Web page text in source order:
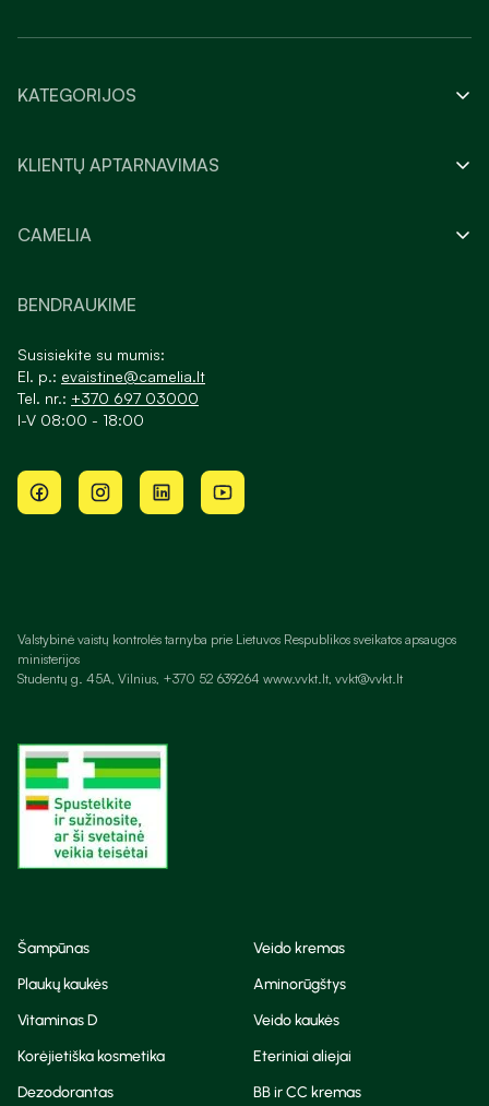
KATEGORIJOS
KLIENTŲ APTARNAVIMAS
CAMELIA
BENDRAUKIME
Susisiekite su mumis:
El. p.: evaistine@camelia.lt
Tel. nr.: +370 697 03000
I-V 08:00 - 18:00
Valstybinė vaistų kontrolės tarnyba prie Lietuvos Respublikos sveikatos apsaugos
ministerijos
Studentų g. 45A, Vilnius, +370 52 639264 www.vvkt.lt, vvkt@vvkt.lt
Šampūnas
Veido kremas
Plaukų kaukės
Aminorūgštys
Vitaminas D
Veido kaukės
Korėjietiška kosmetika
Eteriniai aliejai
Dezodorantas
BB ir CC kremas